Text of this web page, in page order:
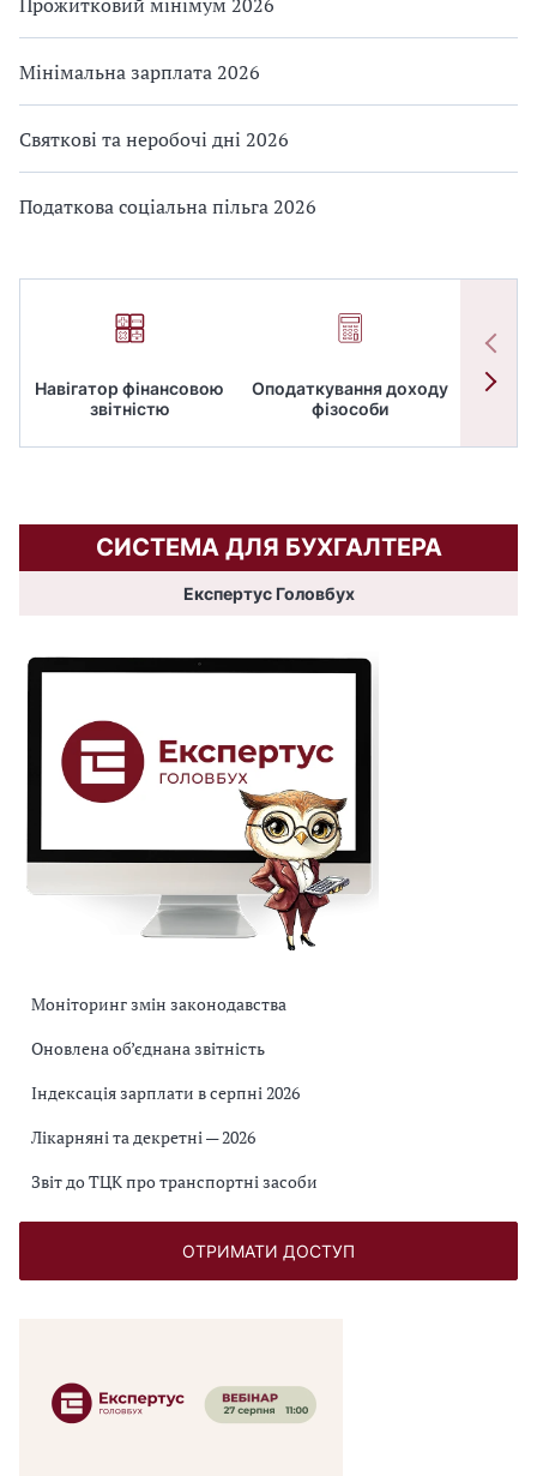
Мінімальна зарплата 2026
Святкові та неробочі дні 2026
Податкова соціальна пільга 2026
Навігатор фінансовою
звітністю
Оподаткування доходу
фізособи
СИСТЕМА ДЛЯ БУХГАЛТЕРА
Експертус Головбух
Моніторинг змін законодавства
Оновлена об’єднана звітність
Індексація зарплати в серпні 2026
Лікарняні та декретні — 2026
Звіт до ТЦК про транспортні засоби
ОТРИМАТИ ДОСТУП